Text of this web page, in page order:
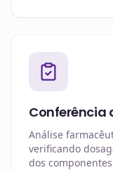
Conferência
Análise
verificando
dos